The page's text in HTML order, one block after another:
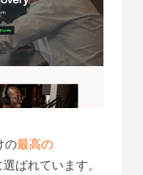
の最高の
ばれています。